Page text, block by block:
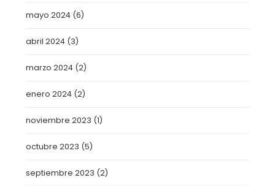
mayo 2024 (6)
abril 2024 (3)
marzo 2024 (2)
enero 2024 (2)
noviembre 2023 (1)
octubre 2023 (5)
septiembre 2023 (2)